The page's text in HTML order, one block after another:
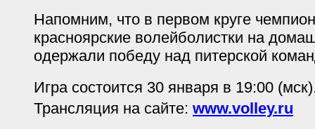
Напомним, что в первом круге
красноярские волейболистки на
одержали победу над питерской
Игра состоится 30 января в 19:00
Трансляция на сайте: www.volley.ru